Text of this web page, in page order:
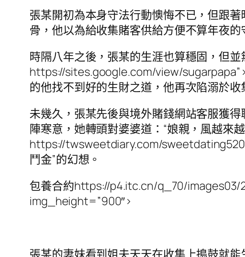
張某開初為本身守法行動懊悔不已，但跟
骨，他以為給收集賭客供給方便不算年夜的
時隔八年之後，張某的生涯也算穩固，但
https://sites.google.com/view/
的他找不到好的生財之道，他再次陷溺於
未幾久，張某先後與境外賭錢網站客服獲
陣寒意，她轉頭對婆婆道：“娘親，風越來
https://twsweetdiary.com/
鬥金”的幻想。
包養合約https://p4.itc.cn/q_70/images03/
img_height=”900″>